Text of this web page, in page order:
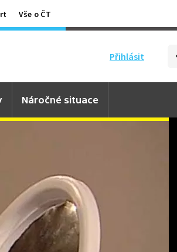
Vše o ČT
Přihlásit
Náročné situace